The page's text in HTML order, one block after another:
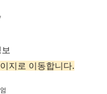
지로 이동합니다.